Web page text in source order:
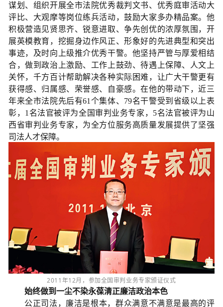
谋划、组织开展全市法院优秀裁判文书、优秀庭审活动大
评比、大观摩等岗位练兵活动，鼓励大家多办精品案。他
积极营造见贤思齐、锐意进取、争先创优的浓厚氛围，开
展英模教育，挖掘身边作风正、形象好的先进典型和突出
事迹，及时向上级推介优秀干警。他坚持严管与厚爱相结
合，做到政治上激励、工作上鼓劲、待遇上保障、人文上
关怀，千方百计帮助解决各种实际困难，让广大干警更有
获得感、归属感、荣誉感、自豪感。在他的带动下，近三
年来全市法院先后有61个集体、79名干警受到省级以上表
彰，1名法官被评为全国审判业务专家，5名法官被评为山
西省审判业务专家，为全方位服务高质量发展提供了坚强
司法人才保障。
2011年12月，参加全国审判业务专家颁证仪式
始终做到一尘不染永葆清正廉洁政治本色
公正司法，廉洁是根本，群众满意不满意是最高的评